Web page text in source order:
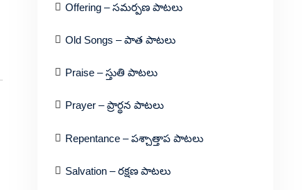
Offering – సమర్పణ పాటలు
Old Songs – పాత పాటలు
Praise – స్తుతి పాటలు
Prayer – ప్రార్థన పాటలు
Repentance – పశ్చాత్తాప పాటలు
Salvation – రక్షణ పాటలు